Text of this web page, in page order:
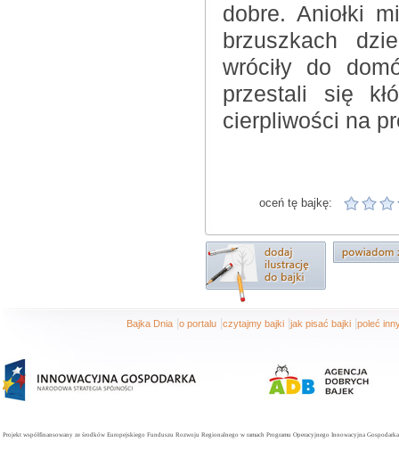
dobre. Aniołki
brzuszkach
wróciły do
przestali się
cierpliwości na
oceń tę bajkę:
Bajka Dnia o portalu czytajmy bajki jak pisać bajki poleć
Projekt współfinansowany ze środków Europejskiego Funduszu Rozwoju Regionalnego w ramach Programu Operacyjnego Innowacyjna